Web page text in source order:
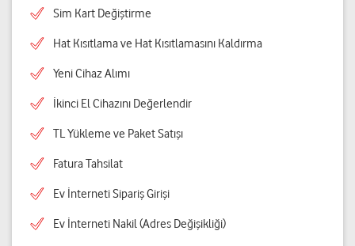
Sim Kart Değiştirme
Hat Kısıtlama ve Hat Kısıtlamasını Kaldırma
Yeni Cihaz Alımı
İkinci El Cihazını Değerlendir
TL Yükleme ve Paket Satışı
Fatura Tahsilat
Ev İnterneti Sipariş Girişi
Ev İnterneti Nakil (Adres Değişikliği)